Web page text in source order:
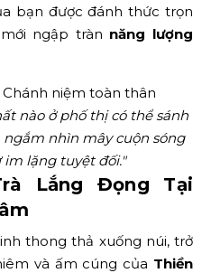
bạn được đánh thức trọn
ngập tràn năng lượng
Chánh niệm toàn thân
nào ở phố thị có thể sánh
ngắm nhìn mây cuộn sóng
lặng tuyệt đối."
Lắng Đọng Tại
thong thả xuống núi, trở
và ấm cúng của Thiền